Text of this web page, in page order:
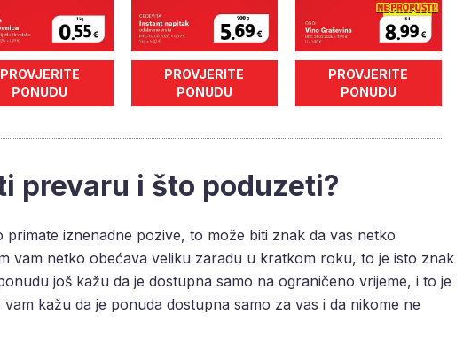
PROVJERITE
PONUDU
PROVJERITE
PONUDU
PROVJERITE
PONUDU
prevaru i što poduzeti?
iznenadne pozive, to može biti znak da vas netko
vam netko obećava veliku zaradu u kratkom roku, to je isto znak
još kažu da je dostupna samo na ograničeno vrijeme, i to je
kažu da je ponuda dostupna samo za vas i da nikome ne